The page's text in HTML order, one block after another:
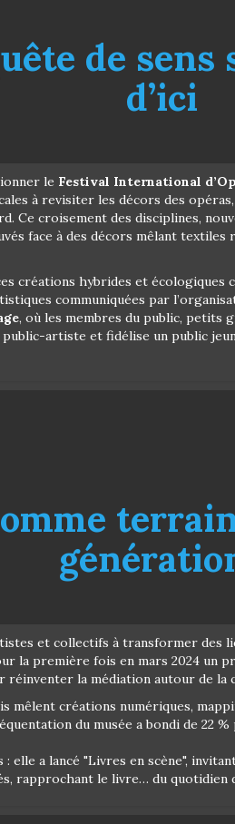
de sens
d’ici
le Festival International
à revisiter les décors des
Ce croisement des disciplines,
face à des décors mêlant
créations hybrides et écologiques
communiquées par
, où les membres du public, petits
artiste et fidélise un public
et collectifs à transformer des
la première fois en mars 2024 un
la médiation autour de la
mêlent créations numériques,
du musée a bondi de 22
a lancé "Livres en scène",
rapprochant le livre… du quotidien